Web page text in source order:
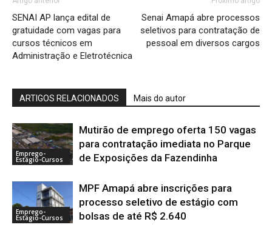
SENAI AP lança edital de
gratuidade com vagas para
cursos técnicos em
Administração e Eletrotécnica
Senai Amapá abre processos
seletivos para contratação de
pessoal em diversos cargos
ARTIGOS RELACIONADOS Mais do autor
Emprego-
Estágio-Cursos
Mutirão de emprego oferta 150 vagas
para contratação imediata no Parque
de Exposições da Fazendinha
Emprego-
Estágio-Cursos
MPF Amapá abre inscrições para
processo seletivo de estágio com
bolsas de até R$ 2.640